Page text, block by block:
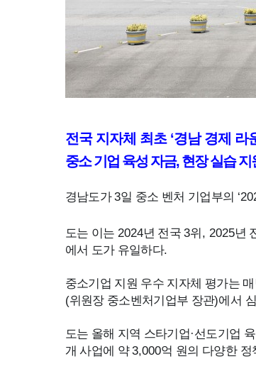
전국 지자체 최초 ‘경남 경제 라
중소 기업 육성 자금,현장 실습 지
경남도가3일 중소 벤처 기업부의
도는 이는 2024년 전국3위 , 2025년
에서 도가 유일하다.
중소기업 지원 우수 지자체 평가는
(위원장 중소벤처기업부 장관)에서
도는 올해 지역 스타기업·선도기업
개 사업에 약3,000억 원의 다양한